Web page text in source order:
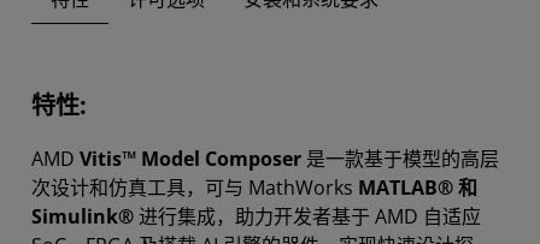
特性:
AMD Vitis™ Model Composer 是一款基于模型的高层
次设计和仿真工具，可与 MathWorks MATLAB® 和
Simulink®进行集成，助力开发者基于 AMD 自适应